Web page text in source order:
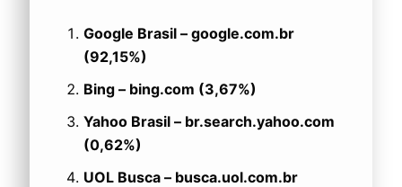
Google Brasil – google.com.br
(92,15%)
Bing – bing.com (3,67%)
Yahoo Brasil – br.search.yahoo.com
(0,62%)
UOL Busca – busca.uol.com.br